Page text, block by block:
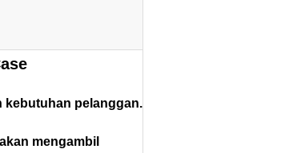
kebutuhan pelanggan.
mengambil